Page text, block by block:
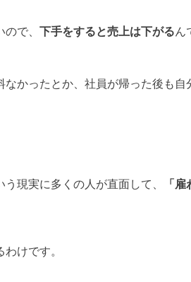
で、 下手をすると売上は下がるん
かったとか、社員が帰った後も
現実に多くの人が直面して、
「
けです。